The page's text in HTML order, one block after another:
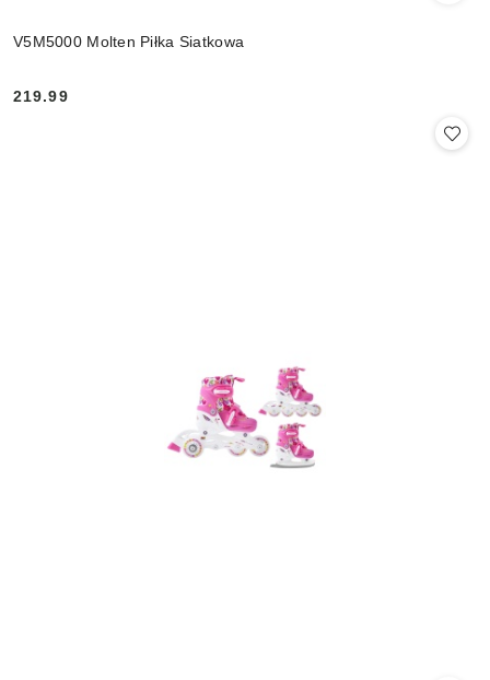
V5M5000 Molten Piłka Siatkowa
Cena:
219.99